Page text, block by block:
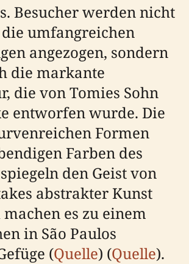
Besucher werden nicht
umfangreichen
angezogen, sondern
die markante
die von Tomies Sohn
entworfen wurde. Die
Formen
Farben des
den Geist von
abstrakter Kunst
es zu einem
in São Paulos
(Quelle) (Quelle).